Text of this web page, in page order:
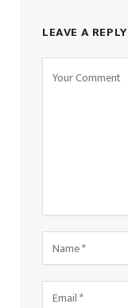
LEAVE A REPLY